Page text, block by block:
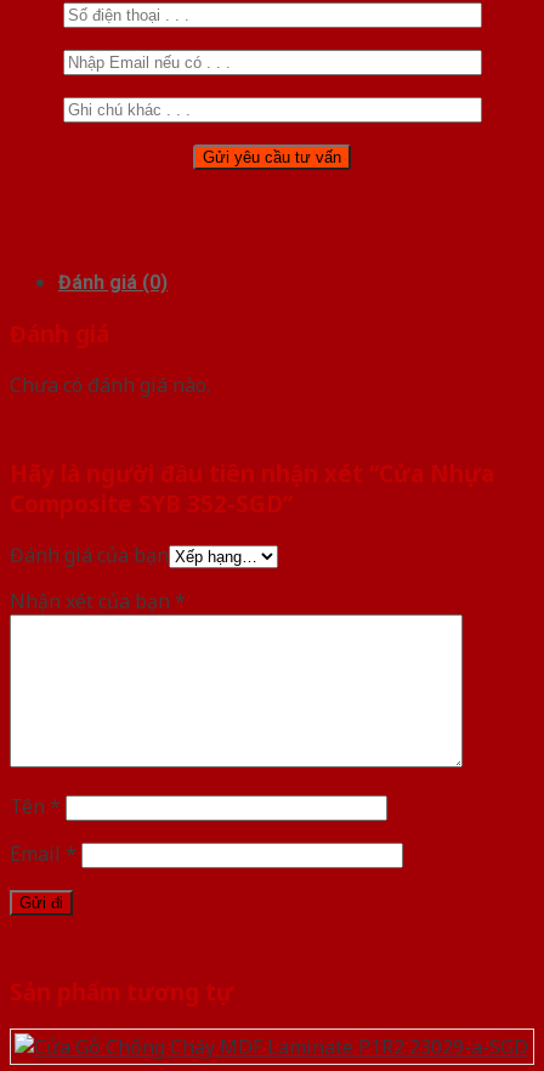
Đánh giá (0)
Đánh giá
Chưa có đánh giá nào.
Hãy là người đầu tiên nhận xét “Cửa Nhựa
Composite SYB 352-SGD”
Đánh giá của bạn
Nhận xét của bạn *
Tên *
Email *
Sản phẩm tương tự